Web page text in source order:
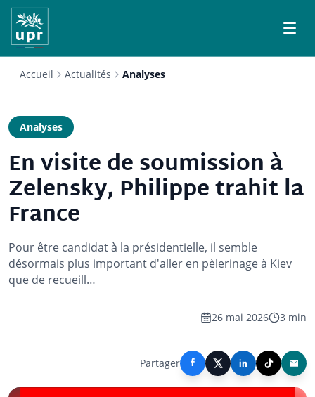
Accueil Actualités Analyses
Analyses
En visite de soumission à
Zelensky, Philippe trahit la
France
Pour être candidat à la présidentielle, il semble
désormais plus important d'aller en pèlerinage à Kiev
que de recueill…
26 mai 2026 3 min
Partager